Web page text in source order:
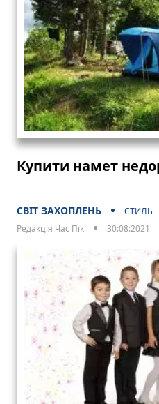
Купити намет
СВІТ ЗАХОПЛЕНЬ
СТИЛЬ
Редакція Час Пік
30:08:2021